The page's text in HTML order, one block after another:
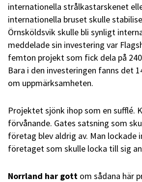
internationella strålkastarskenet
internationella bruset skulle
Örnsköldsvik skulle bli synligt
meddelade sin investering var
femton projekt som fick dela på
Bara i den investeringen fanns det
om uppmärksamheten.
Projektet sjönk ihop som en sufflé.
förvånande. Gates satsning som
företag blev aldrig av. Man lockade
företaget som skulle locka till sig
Norrland har gott om sådana här